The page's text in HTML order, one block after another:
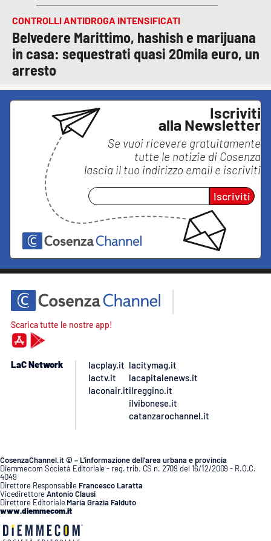
CONTROLLI ANTIDROGA INTENSIFICATI
Belvedere Marittimo, hashish e marijuana
in casa: sequestrati quasi 20mila euro, un
arresto
Iscriviti
alla Newsletter
Se vuoi ricevere gratuitamente
tutte le notizie di Cosenza
lascia il tuo indirizzo email e iscriviti
Iscriviti
Scarica tutte le nostre app!
LaC Network
lacplay.it
lactv.it
laconair.it
lacitymag.it
lacapitalenews.it
ilreggino.it
ilvibonese.it
catanzarochannel.it
CosenzaChannel.it © – L’informazione dell’area urbana e provincia
Diemmecom Società Editoriale - reg. trib. CS n. 2709 del 16/12/2009 - R.O.C.
4049
Direttore Responsabile Francesco Laratta
VicedirettoreAntonio Clausi
Direttore Editoriale Maria Grazia Falduto
www.diemmecom.it